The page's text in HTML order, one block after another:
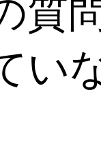
質
い